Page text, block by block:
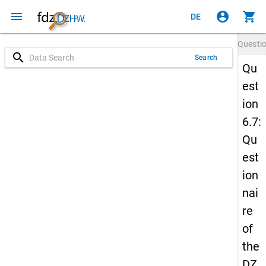
menu DE account_circle shopping_cart
search Search
Qu
est
ion
6.7:
Qu
est
ion
nai
re
of
the